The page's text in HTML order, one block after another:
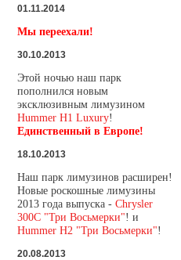
01.11.2014
Мы переехали!
30.10.2013
Этой ночью наш парк
пополнился новым
эксклюзивным лимузином
Hummer H1 Luxury!
Единственный в Европе!
18.10.2013
Наш парк лимузинов расширен!
Новые роскошные лимузины
2013 года выпуска - Chrysler
300C "Три Восьмерки"! и
Hummer H2 "Три Восьмерки"!
20.08.2013